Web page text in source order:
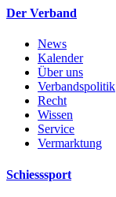
Der Verband
News
Kalender
Über uns
Verbandspolitik
Recht
Wissen
Service
Vermarktung
Schiesssport